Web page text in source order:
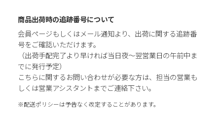
商品出荷時の追跡番号について
会員ページもしくはメール通知より、出荷に関する追跡番
号をご確認いただけます。
（出荷手配完了より早ければ当日夜～翌営業日の午前中ま
でに発行予定）
こちらに関するお問い合わせが必要な方は、担当の営業も
しくは営業アシスタントまでご連絡下さい。
※配送ポリシーは予告なく改定することがあります。